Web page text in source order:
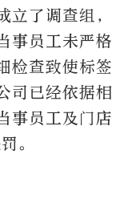
了调查组，
事员工未严格
检查致使标签
司已经依据相
事员工及门店
。